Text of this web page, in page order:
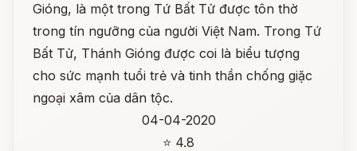
Gióng, là một trong Tứ Bất Tử được tôn thờ
trong tín ngưỡng của người Việt Nam. Trong Tứ
Bất Tử, Thánh Gióng được coi là biểu tượng
cho sức mạnh tuổi trẻ và tinh thần chống giặc
ngoại xâm của dân tộc.
04-04-2020
⭐ 4.8